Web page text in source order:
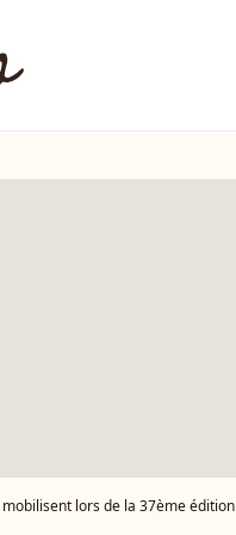
édition du Téléthon sur le plateau de France 2, avec